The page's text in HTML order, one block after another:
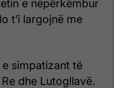
e nëpërkëmbur
t’i largojnë me
simpatizant të
dhe Lutogllavë.